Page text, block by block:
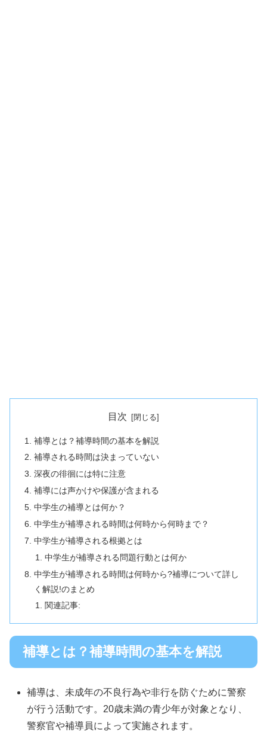
目次
補導とは？補導時間の基本を解説
補導される時間は決まっていない
深夜の徘徊には特に注意
補導には声かけや保護が含まれる
中学生の補導とは何か？
中学生が補導される時間は何時から何時まで？
中学生が補導される根拠とは
中学生が補導される問題行動とは何か
中学生が補導される時間は何時から?補導について詳し
く解説!のまとめ
関連記事:
補導とは？補導時間の基本を解説
補導は、未成年の不良行為や非行を防ぐために警察
が行う活動です。20歳未満の青少年が対象となり、
警察官や補導員によって実施されます。